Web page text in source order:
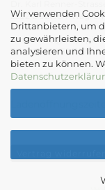
Wir verwenden
Drittanbietern, um
zu gewährleisten,
analysieren und
bieten zu können.
2232 Deutsch-
Email:
Tel. +43 664 5261978
Kontaktformular